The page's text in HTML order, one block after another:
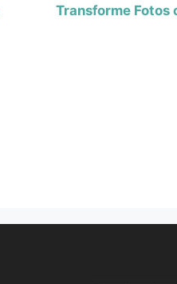
Transforme Fotos